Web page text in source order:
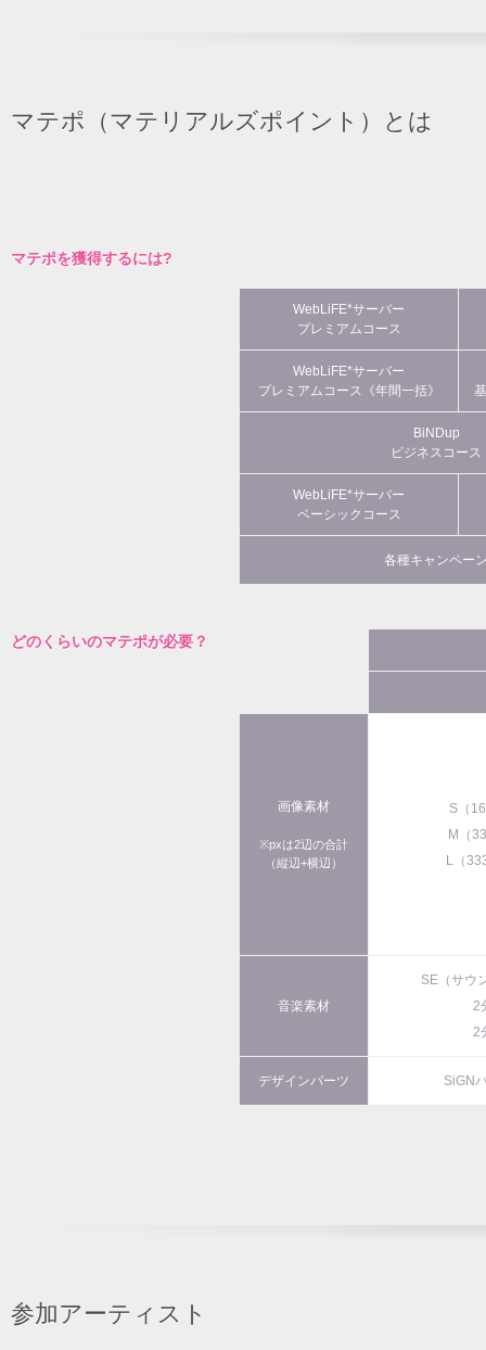
マテポ（マテリアルズポイント）とは
マテポを獲得するには?
WebLiFE*サーバー
プレミアムコース
WebLiFE*サーバー
プレミアムコース《年間一括》
BiNDup
ビジネスコース
WebLiFE*サーバー
ベーシックコース
各種キャンペー
どのくらいのマテポが必要？
画像素材
※pxは2辺の合計
（縦辺+横辺）
S（
M（
L（
音楽素材
SE（サウ
2
2
デザインパーツ SiGN
参加アーティスト